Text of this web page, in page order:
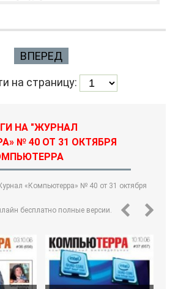
ВПЕРЕД
на страницу:
НА "ЖУРНАЛ
№ 40 ОТ 31 ОКТЯБРЯ
«Компьютерра» № 40 от 31 октября
бесплатно полные версии.